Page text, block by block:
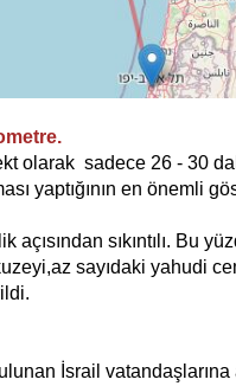
olarak sadece 26 - 30
yaptığının en önemli
sıkıntılı. Bu
sayıdaki yahudi
İsrail